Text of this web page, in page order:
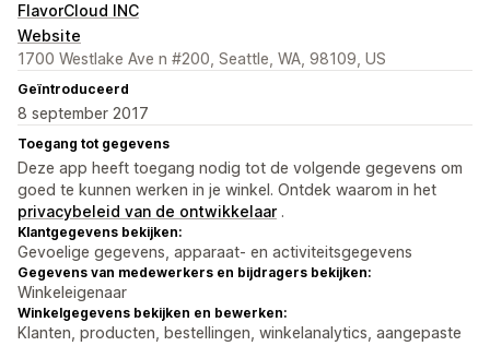
FlavorCloud INC
Website
1700 Westlake Ave n #200, Seattle, WA, 98109, US
Geïntroduceerd
8 september 2017
Toegang tot gegevens
Deze app heeft toegang nodig tot de volgende gegevens om
goed te kunnen werken in je winkel. Ontdek waarom in het
privacybeleid van de ontwikkelaar .
Klantgegevens bekijken:
Gevoelige gegevens, apparaat- en activiteitsgegevens
Gegevens van medewerkers en bijdragers bekijken:
Winkeleigenaar
Winkelgegevens bekijken en bewerken:
Klanten, producten, bestellingen, winkelanalytics, aangepaste